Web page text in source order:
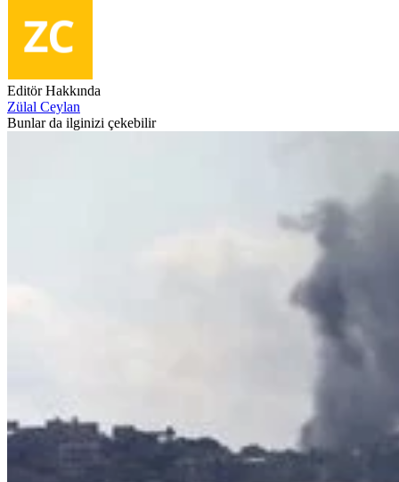
Editör Hakkında
Zülal Ceylan
Bunlar da ilginizi çekebilir